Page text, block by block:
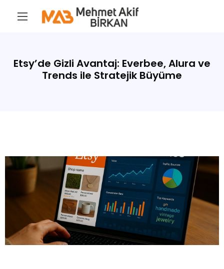
Etsy’de Gizli Avantaj: Everbee, Alura ve
Trends ile Stratejik Büyüme